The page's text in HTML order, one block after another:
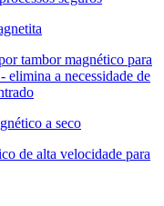
tambor magnético para
elimina a necessidade de
a seco
de alta velocidade para